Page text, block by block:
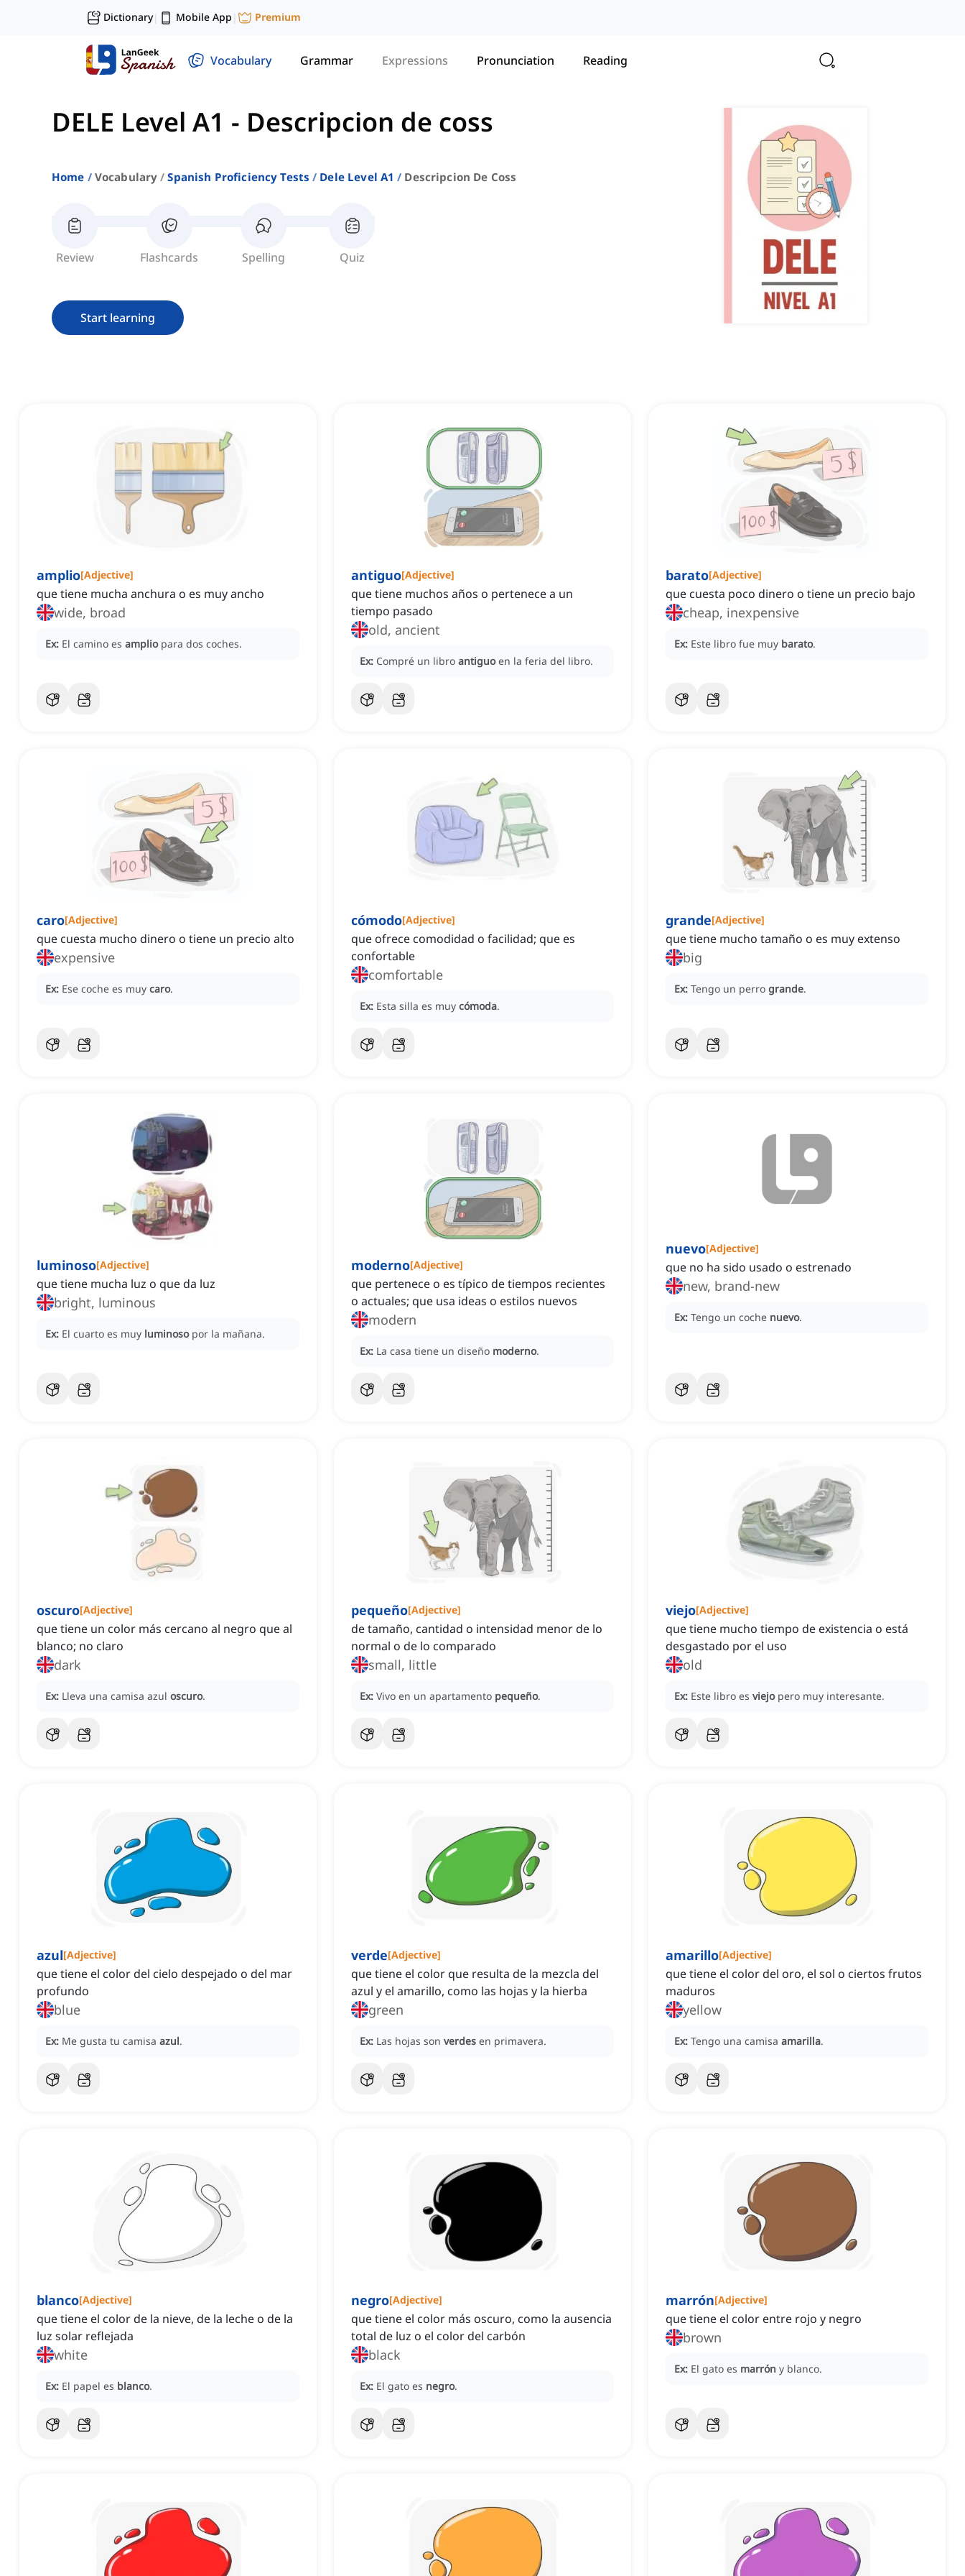
Dictionary| Mobile App | Premium
Vocabulary Grammar Expressions Pronunciation Reading
DELE Level A1 - Descripcion de coss
Home Vocabulary Spanish Proficiency Tests Dele Level A1 Descripcion De Coss
Review Flashcards Spelling Quiz
Start learning
amplio[Adjective]
que tiene mucha anchura o es muy ancho
wide, broad
Ex: El camino es amplio para dos coches.
antiguo[Adjective]
que tiene muchos años o pertenece a un
tiempo pasado
old, ancient
Ex: Compré un libro antiguo en la feria del libro.
barato[Adjective]
que cuesta poco dinero o tiene un precio bajo
cheap, inexpensive
Ex: Este libro fue muy barato.
caro[Adjective]
que cuesta mucho dinero o tiene un precio alto
expensive
Ex: Ese coche es muy caro.
cómodo[Adjective]
que ofrece comodidad o facilidad; que es
confortable
comfortable
Ex: Esta silla es muy cómoda.
grande[Adjective]
que tiene mucho tamaño o es muy extenso
big
Ex: Tengo un perro grande.
luminoso[Adjective]
que tiene mucha luz o que da luz
bright, luminous
Ex: El cuarto es muy luminoso por la mañana.
moderno[Adjective]
que pertenece o es típico de tiempos recientes
o actuales; que usa ideas o estilos nuevos
modern
Ex: La casa tiene un diseño moderno.
nuevo[Adjective]
que no ha sido usado o estrenado
new, brand-new
Ex: Tengo un coche nuevo.
oscuro[Adjective]
que tiene un color más cercano al negro que al
blanco; no claro
dark
Ex: Lleva una camisa azul oscuro.
pequeño[Adjective]
de tamaño, cantidad o intensidad menor de lo
normal o de lo comparado
small, little
Ex: Vivo en un apartamento pequeño.
viejo[Adjective]
que tiene mucho tiempo de existencia o está
desgastado por el uso
old
Ex: Este libro es viejo pero muy interesante.
azul[Adjective]
que tiene el color del cielo despejado o del mar
profundo
blue
Ex: Me gusta tu camisa azul.
verde[Adjective]
que tiene el color que resulta de la mezcla del
azul y el amarillo, como las hojas y la hierba
green
Ex: Las hojas son verdes en primavera.
amarillo[Adjective]
que tiene el color del oro, el sol o ciertos frutos
maduros
yellow
Ex: Tengo una camisa amarilla.
blanco[Adjective]
que tiene el color de la nieve, de la leche o de la
luz solar reflejada
white
Ex: El papel es blanco.
negro[Adjective]
que tiene el color más oscuro, como la ausencia
total de luz o el color del carbón
black
Ex: El gato es negro.
marrón[Adjective]
que tiene el color entre rojo y negro
brown
Ex: El gato es marrón y blanco.